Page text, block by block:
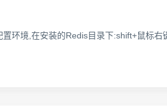
环境,在安装的Redis目录下:shift+鼠标右